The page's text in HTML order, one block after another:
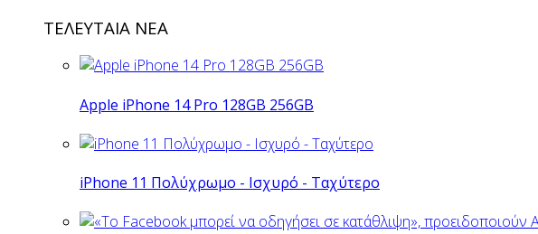
ΤΕΛΕΥΤΑΙΑ ΝΕΑ
Apple iPhone 14 Pro 128GB 256GB
iPhone 11 Πολύχρωμο - Ισχυρό - Ταχύτερο